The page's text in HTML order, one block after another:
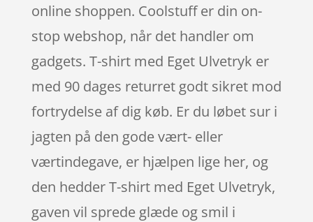
online shoppen. Coolstuff er din on-
stop webshop, når det handler om
gadgets. T-shirt med Eget Ulvetryk er
med 90 dages returret godt sikret mod
fortrydelse af dig køb. Er du løbet sur i
jagten på den gode vært- eller
værtindegave, er hjælpen lige her, og
den hedder T-shirt med Eget Ulvetryk,
gaven vil sprede glæde og smil i